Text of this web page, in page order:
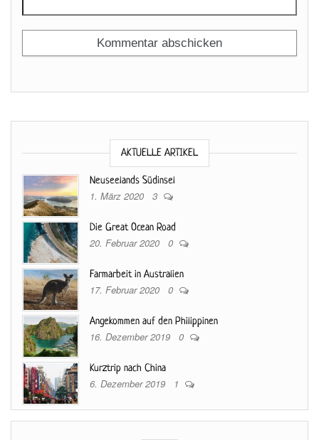
AKTUELLE ARTIKEL
Neuseelands Südinsel
1. März 2020 3
Die Great Ocean Road
20. Februar 2020 0
Farmarbeit in Australien
17. Februar 2020 0
Angekommen auf den Philippinen
16. Dezember 2019 0
Kurztrip nach China
6. Dezember 2019 1